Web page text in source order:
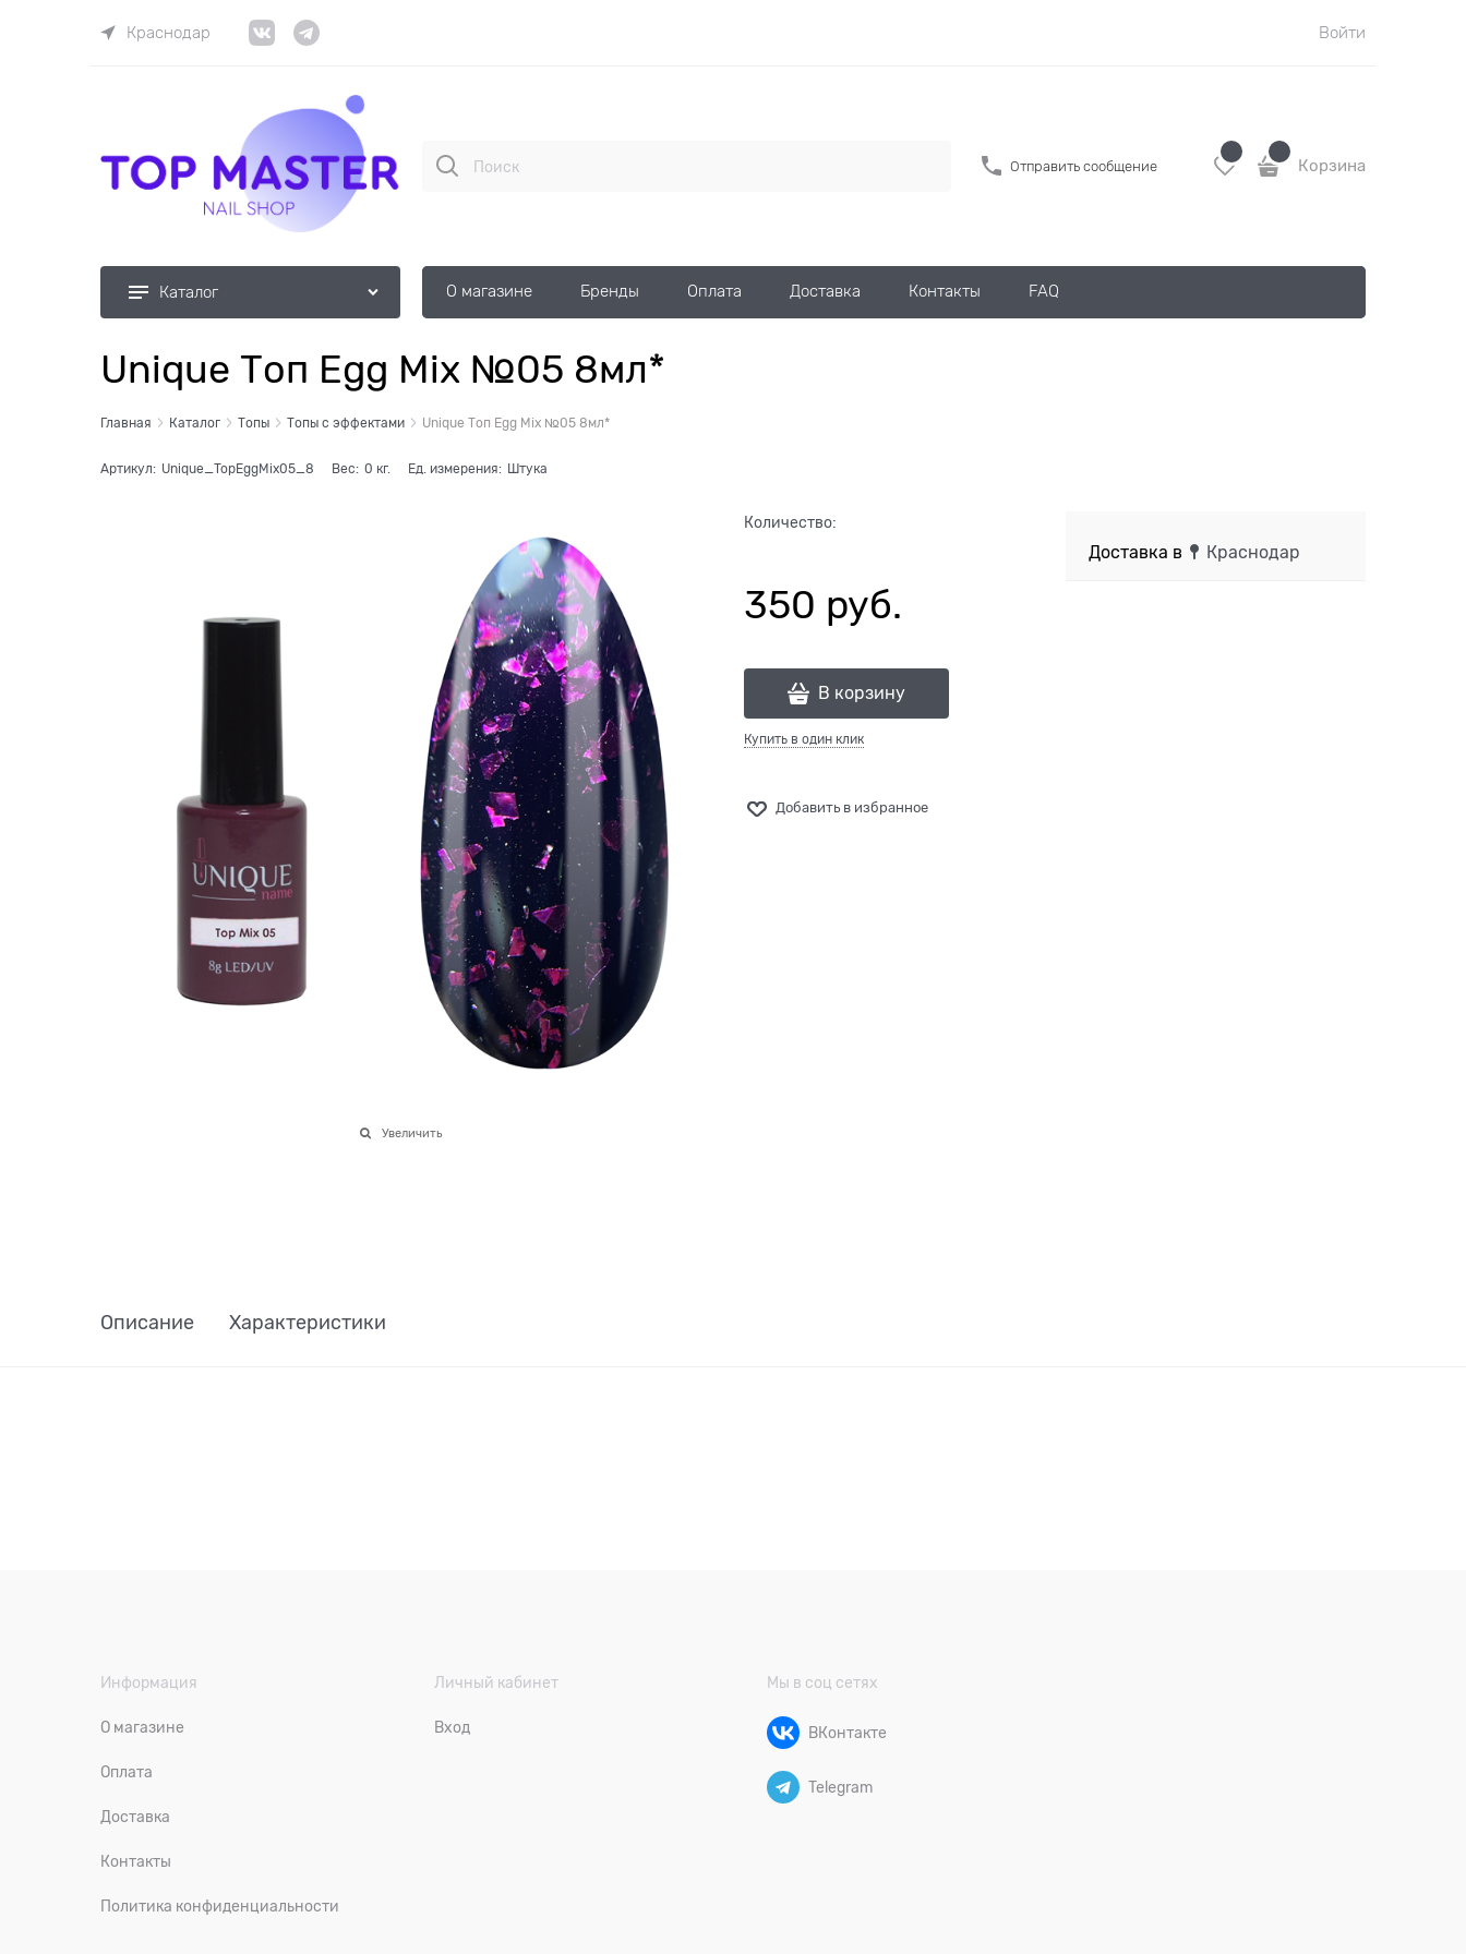
Краснодар Войти
Отправить сообщение Корзина
Каталог О магазине Бренды Оплата Доставка Контакты FAQ
Unique Топ Egg Mix №05 8мл*
Главная Каталог Топы Топы с эффектами Unique Топ Egg Mix №05 8мл*
Артикул: Unique_TopEggMix05_8 Вес: 0 кг. Ед. измерения: Штука
Увеличить
Количество:
350 руб.
В корзину
Купить в один клик
Добавить в избранное
Доставка в Краснодар
Описание Характеристики
Информация
О магазине
Оплата
Доставка
Контакты
Политика конфиденциальности
Личный кабинет
Вход
Мы в соц сетях
ВКонтакте
Telegram